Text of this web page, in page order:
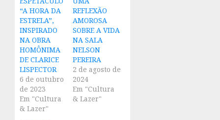
“A HORA DA
ESTRELA”,
INSPIRADO
NA OBRA
HOMÔNIMA
DE CLARICE
LISPECTOR
6 de outubro
de 2023
Em "Cultura
& Lazer"
REFLEXÃO
AMOROSA
SOBRE A VIDA
NA SALA
NELSON
PEREIRA
2 de agosto de
2024
Em "Cultura
& Lazer"